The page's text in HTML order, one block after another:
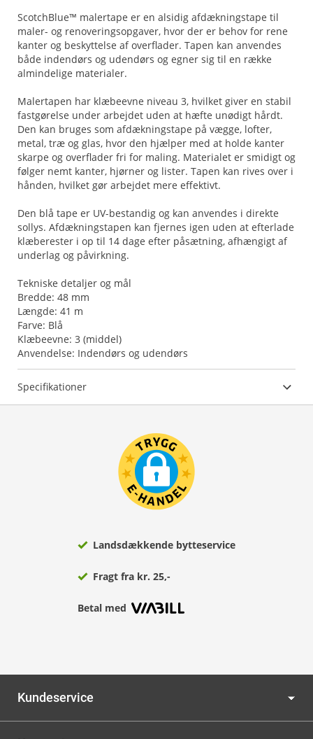
ScotchBlue™ malertape er en alsidig afdækningstape til
maler- og renoveringsopgaver, hvor der er behov for rene
kanter og beskyttelse af overflader. Tapen kan anvendes
både indendørs og udendørs og egner sig til en række
almindelige materialer.
Malertapen har klæbeevne niveau 3, hvilket giver en stabil
fastgørelse under arbejdet uden at hæfte unødigt hårdt.
Den kan bruges som afdækningstape på vægge, lofter,
metal, træ og glas, hvor den hjælper med at holde kanter
skarpe og overflader fri for maling. Materialet er smidigt og
følger nemt kanter, hjørner og lister. Tapen kan rives over i
hånden, hvilket gør arbejdet mere effektivt.
Den blå tape er UV-bestandig og kan anvendes i direkte
sollys. Afdækningstapen kan fjernes igen uden at efterlade
klæberester i op til 14 dage efter påsætning, afhængigt af
underlag og påvirkning.
Tekniske detaljer og mål
Bredde: 48 mm
Længde: 41 m
Farve: Blå
Klæbeevne: 3 (middel)
Anvendelse: Indendørs og udendørs
Specifikationer
Landsdækkende bytteservice
Fragt fra kr. 25,-
Betal med
Kundeservice